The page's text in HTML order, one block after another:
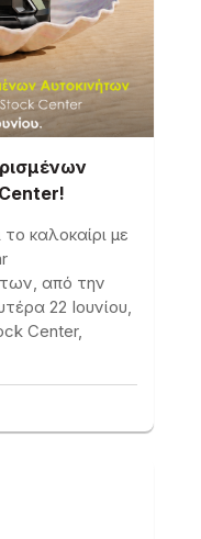
καλοκαίρι με
από την
22 Ιουνίου,
Center,